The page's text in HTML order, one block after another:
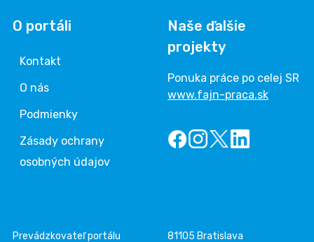
O portáli
Kontakt
O nás
Podmienky
Zásady ochrany
osobných údajov
Naše ďalšie
projekty
Ponuka práce po celej SR
www.fajn-praca.sk
Prevádzkovateľ portálu 81105 Bratislava